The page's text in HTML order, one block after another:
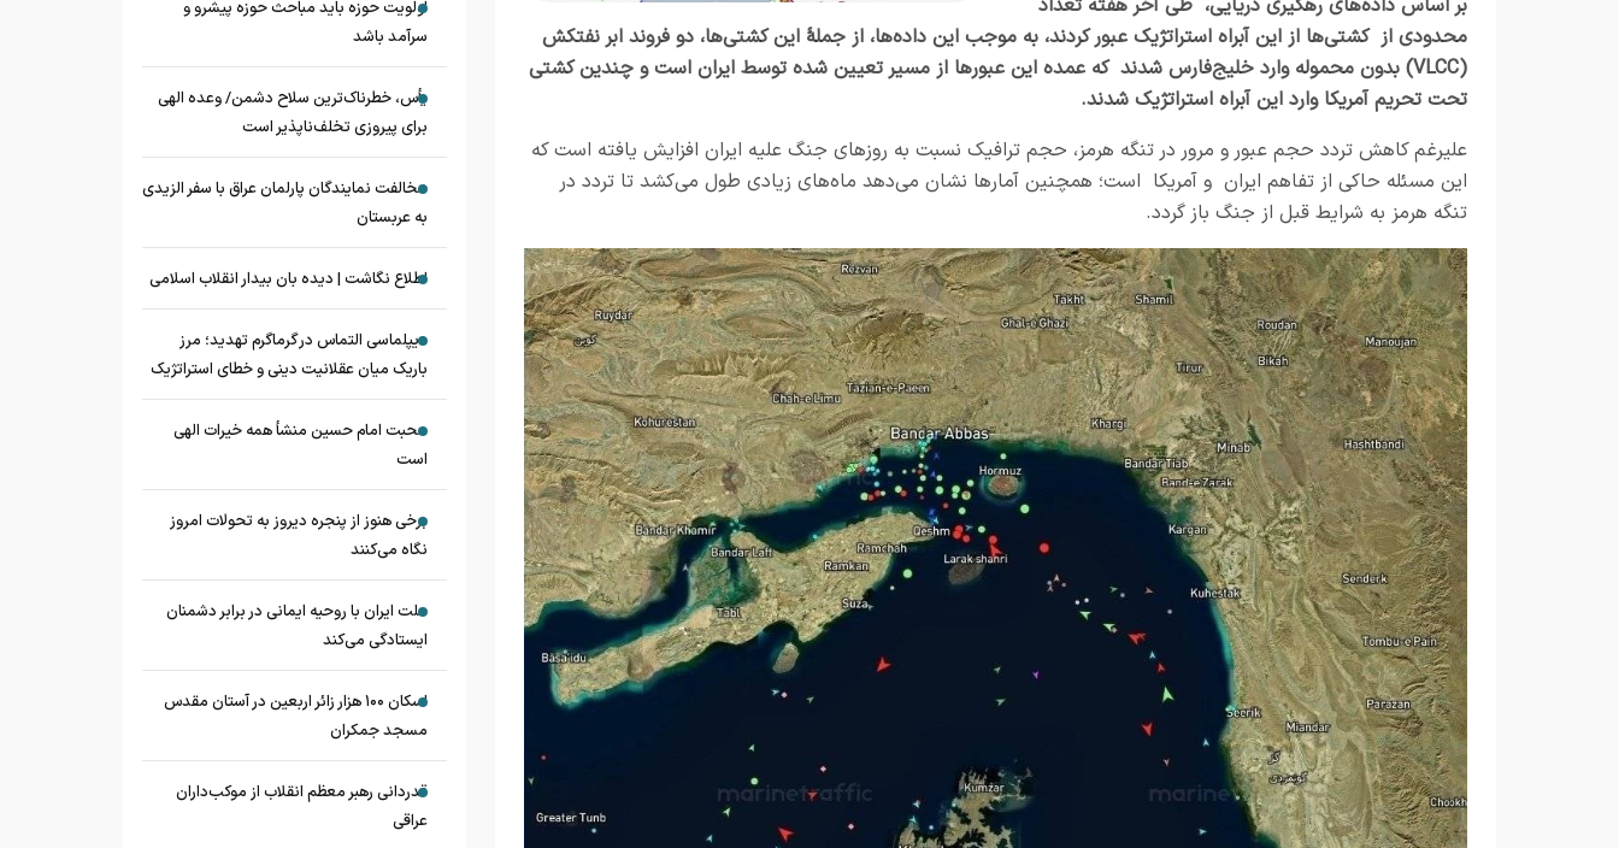
محدودی از کشتی‌ها از این آبراه استراتژیک عبور کردند، به موجب این داده‌ها، از جملهٔ این کشتی‌ها، دو فروند ابر نفتکش
(VLCC) بدون محموله وارد خلیج‌فارس شدند که عمده این عبور‌ها از مسیر تعیین شده توسط ایران است و چندین کشتی
تحت تحریم آمریکا وارد این آبراه استراتژیک شدند.
علیرغم کاهش تردد حجم عبور و مرور در تنگه هرمز، حجم ترافیک نسبت به روز‌های جنگ علیه ایران افزایش یافته است که
این مسئله حاکی از تفاهم ایران و آمریکا است؛ همچنین آمارها نشان می‌دهد ماه‌های زیادی طول می‌کشد تا تردد در
تنگه هرمز به شرایط قبل از جنگ باز گردد.
اولویت حوزه باید مباحث حوزه پیشرو و
سرآمد باشد
یأس، خطرناک‌ترین سلاح دشمن/ وعده الهی
برای پیروزی تخلف‌ناپذیر است
مخالفت نمایندگان پارلمان عراق با سفر الزیدی
به عربستان
اطلاع نگاشت | دیده بان بیدار انقلاب اسلامی
دیپلماسی التماس در گرماگرم تهدید؛ مرز
باریک میان عقلانیت دینی و خطای استراتژیک
محبت امام حسین منشأ همه خیرات الهی
است
برخی هنوز از پنجره دیروز به تحولات امروز
نگاه می‌کنند
ملت ایران با روحیه ایمانی در برابر دشمنان
ایستادگی می‌کند
اسکان ۱۰۰ هزار زائر اربعین در آستان مقدس
مسجد جمکران
قدردانی رهبر معظم انقلاب از موکب‌داران
عراقی